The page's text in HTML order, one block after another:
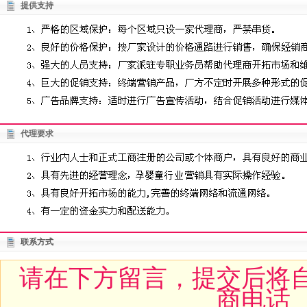
提供支持
代理要求
联系方式
请在下方留言，提交后将
商电话